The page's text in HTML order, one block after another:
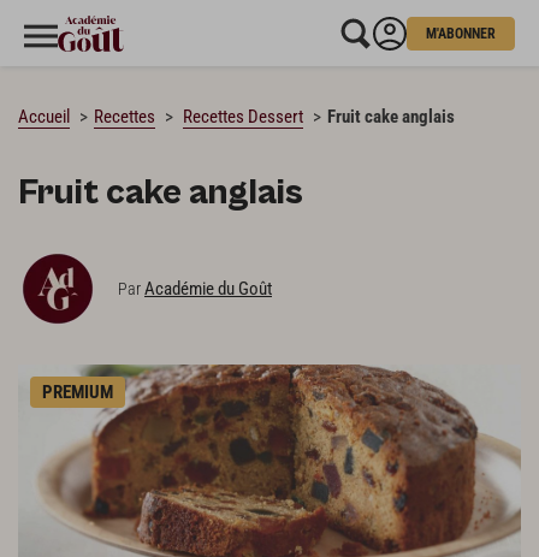
M'ABONNER
Accueil Recettes Recettes Dessert Fruit cake anglais
Fruit cake anglais
ParAcadémie du Goût
PREMIUM
CHARGEMENT…